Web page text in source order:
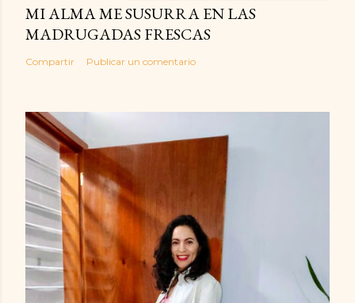
MI ALMA ME SUSURRA EN LAS
MADRUGADAS FRESCAS
Compartir Publicar un comentario